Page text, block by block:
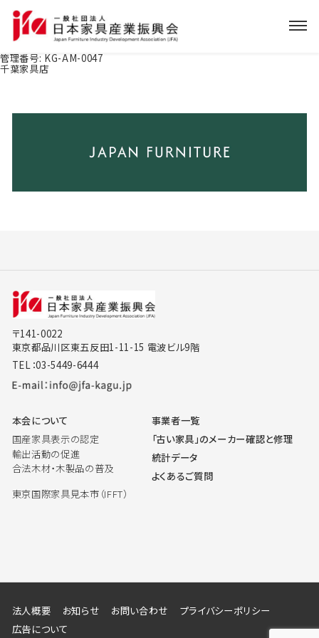
管理番号: KG-AM-0047
千葉家具店
〒141-0022
東京都品川区東五反田1-11-15 電波ビル9階
TEL：03-5449-6444
本会について
国産家具表示の認定
輸出活動の促進
合法木材・木製品の普及
東京国際家具見本市（IFFT）
事業者一覧
「古い家具」のメーカー確認と修理
統計データ
よくあるご質問
法人概要 お知らせ お問い合わせ
プライバシーポリシー
広告について